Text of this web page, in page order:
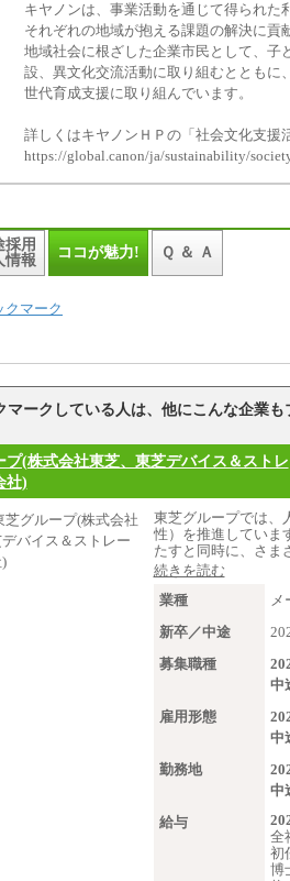
キヤノンは、事業活動を通じて得られた
それぞれの地域が抱える課題の解決に貢
地域社会に根ざした企業市民として、子
設、異文化交流活動に取り組むとともに
世代育成支援に取り組んでいます。
詳しくはキヤノンＨＰの「社会文化支援
https://global.canon/ja/sustainability/
採用
情報
ココが魅力! Ｑ ＆ Ａ
クマーク
マークしている人は、他にこんな企業も
プ(株式会社東芝、東芝デバイス＆ストレ
社)
東芝グループでは、
性）を推進していま
たすと同時に、さ
続きを読む
業種
メ
新卒／中途
募集職種
中
雇用形態
中
勤務地
中
給与
全
初
博